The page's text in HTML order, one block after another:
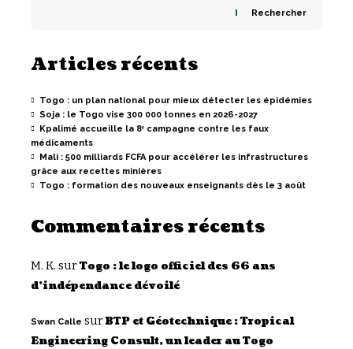
Rechercher
Articles récents
Togo : un plan national pour mieux détecter les épidémies
Soja : le Togo vise 300 000 tonnes en 2026-2027
Kpalimé accueille la 8ᵉ campagne contre les faux
médicaments
Mali : 500 milliards FCFA pour accélérer les infrastructures
grâce aux recettes minières
Togo : formation des nouveaux enseignants dès le 3 août
Commentaires récents
M. K. surTogo : le logo officiel des 66 ans
d’indépendance dévoilé
Swan Calle surBTP et Géotechnique : Tropical
Engineering Consult, un leader au Togo